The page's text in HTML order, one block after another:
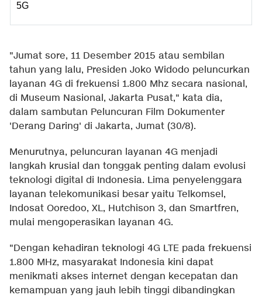
5G
"Jumat sore, 11 Desember 2015 atau sembilan
tahun yang lalu, Presiden Joko Widodo peluncurkan
layanan 4G di frekuensi 1.800 Mhz secara nasional,
di Museum Nasional, Jakarta Pusat," kata dia,
dalam sambutan Peluncuran Film Dokumenter
'Derang Daring' di Jakarta, Jumat (30/8).
Menurutnya, peluncuran layanan 4G menjadi
langkah krusial dan tonggak penting dalam evolusi
teknologi digital di Indonesia. Lima penyelenggara
layanan telekomunikasi besar yaitu Telkomsel,
Indosat Ooredoo, XL, Hutchison 3, dan Smartfren,
mulai mengoperasikan layanan 4G.
"Dengan kehadiran teknologi 4G LTE pada frekuensi
1.800 MHz, masyarakat Indonesia kini dapat
menikmati akses internet dengan kecepatan dan
kemampuan yang jauh lebih tinggi dibandingkan